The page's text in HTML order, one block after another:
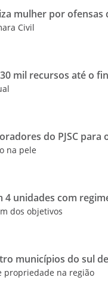
mulher por
Civil
mil recursos até o
do PJSC para
na pele
unidades com
dos objetivos
municípios do sul
propriedade na região